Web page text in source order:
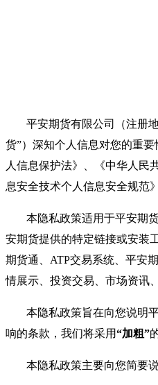
平安期货有限公司（注册
货”）深知个人信息对您的重
人信息保护法》、《中华人民
息安全技术个人信息安全规范
本隐私政策适用于平安期
安期货提供的特定链接或安装
期货通、ATP交易系统、平安
情展示、投资交易、市场资讯
本隐私政策旨在向您说明
响的条款，我们将采用“加粗”
本隐私政策主要向您简要